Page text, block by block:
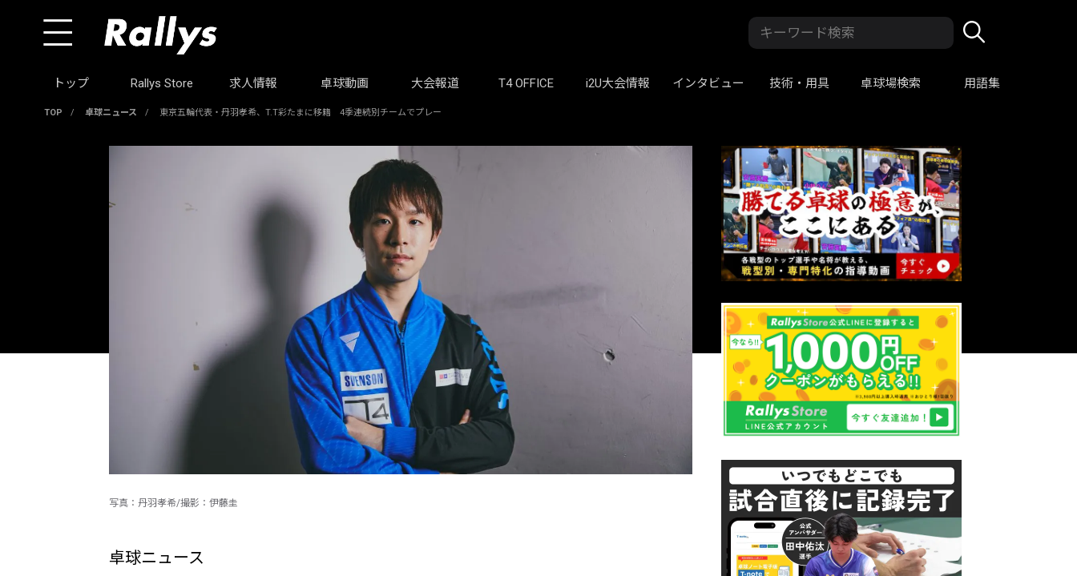
トップ Rallys Store 求人情報 卓球動画 大会報道 T4 OFFICE i2U大会情報 インタビュー 技術・用具 卓球場検索 用語集
TOP / 卓球ニュース / 東京五輪代表・丹羽孝希、T.T彩たまに移籍 4季連続別チームでプレー
写真：丹羽孝希/撮影：伊藤圭
卓球ニュース